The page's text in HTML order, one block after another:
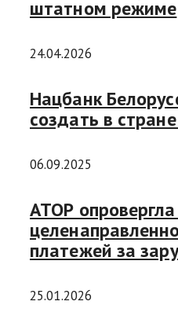
штатном режиме
24.04.2026
Нацбанк
создать в
06.09.2025
АТОР
платежей за
25.01.2026